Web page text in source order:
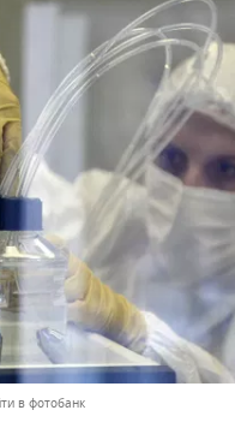
в фотобанк